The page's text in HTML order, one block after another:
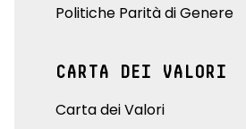
Politiche Parità di Genere
CARTA DEI VALORI
Carta dei Valori